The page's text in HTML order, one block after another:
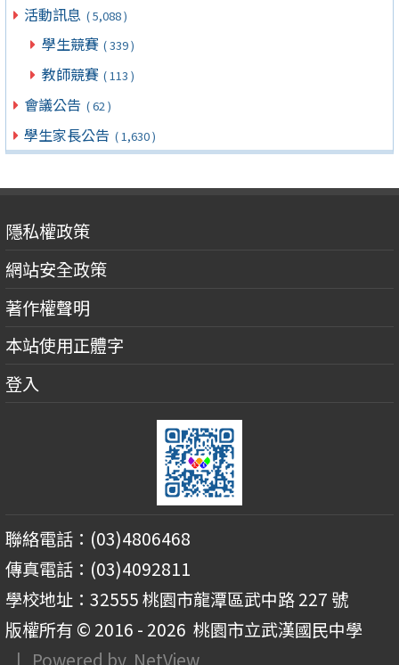
活動訊息 ( 5,088 )
學生競賽 ( 339 )
教師競賽 ( 113 )
會議公告 ( 62 )
學生家長公告 ( 1,630 )
隱私權政策
網站安全政策
著作權聲明
本站使用正體字
登入
聯絡電話：(03)4806468
傳真電話：(03)4092811
學校地址：32555 桃園市龍潭區武中路 227 號
版權所有 © 2016 - 2026 桃園市立武漢國民中學
| Powered by NetView